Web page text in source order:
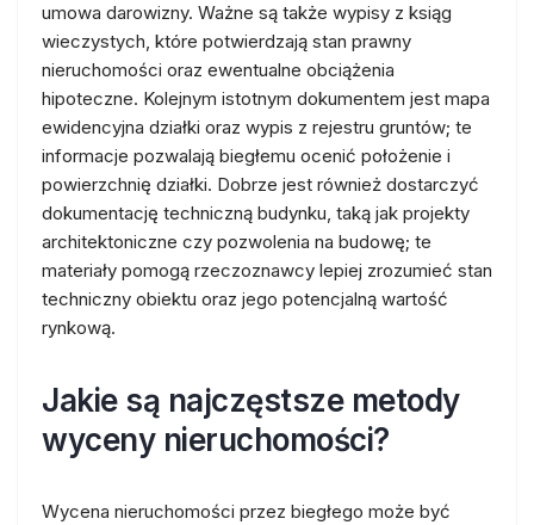
umowa darowizny. Ważne są także wypisy z ksiąg
wieczystych, które potwierdzają stan prawny
nieruchomości oraz ewentualne obciążenia
hipoteczne. Kolejnym istotnym dokumentem jest mapa
ewidencyjna działki oraz wypis z rejestru gruntów; te
informacje pozwalają biegłemu ocenić położenie i
powierzchnię działki. Dobrze jest również dostarczyć
dokumentację techniczną budynku, taką jak projekty
architektoniczne czy pozwolenia na budowę; te
materiały pomogą rzeczoznawcy lepiej zrozumieć stan
techniczny obiektu oraz jego potencjalną wartość
rynkową.
Jakie są najczęstsze metody
wyceny nieruchomości?
Wycena nieruchomości przez biegłego może być